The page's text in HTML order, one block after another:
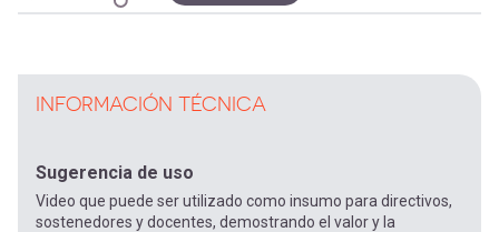
INFORMACIÓN TÉCNICA
Sugerencia de uso
Video que puede ser utilizado como insumo para directivos,
sostenedores y docentes, demostrando el valor y la